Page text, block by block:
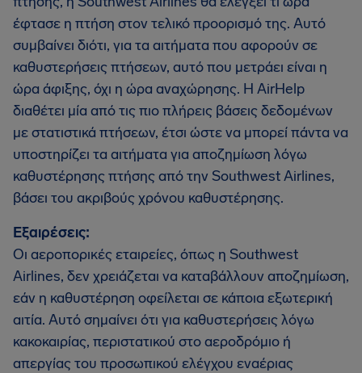
έφτασε η πτήση στον τελικό προορισμό της. Αυτό
συμβαίνει διότι, για τα αιτήματα που αφορούν σε
καθυστερήσεις πτήσεων, αυτό που μετράει είναι η
ώρα άφιξης, όχι η ώρα αναχώρησης. Η AirHelp
διαθέτει μία από τις πιο πλήρεις βάσεις δεδομένων
με στατιστικά πτήσεων, έτσι ώστε να μπορεί πάντα να
υποστηρίζει τα αιτήματα για αποζημίωση λόγω
καθυστέρησης πτήσης από την Southwest Airlines,
βάσει του ακριβούς χρόνου καθυστέρησης.
Εξαιρέσεις:
Οι αεροπορικές εταιρείες, όπως η Southwest
Airlines, δεν χρειάζεται να καταβάλλουν αποζημίωση,
εάν η καθυστέρηση οφείλεται σε κάποια εξωτερική
αιτία. Αυτό σημαίνει ότι για καθυστερήσεις λόγω
κακοκαιρίας, περιστατικού στο αεροδρόμιο ή
απεργίας του προσωπικού ελέγχου εναέριας